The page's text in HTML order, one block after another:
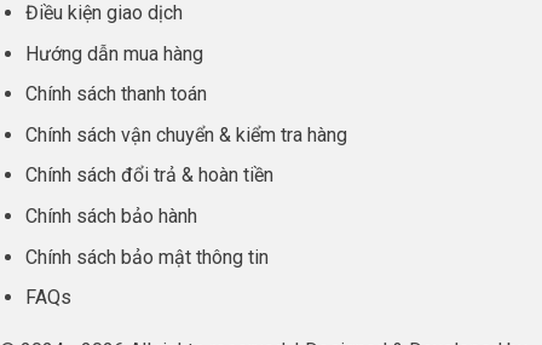
Điều kiện giao dịch
Hướng dẫn mua hàng
Chính sách thanh toán
Chính sách vận chuyển & kiểm tra hàng
Chính sách đổi trả & hoàn tiền
Chính sách bảo hành
Chính sách bảo mật thông tin
FAQs